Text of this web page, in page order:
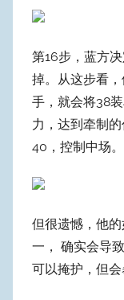
第16步，蓝方
掉。从这步看
手，就会将38
力，达到牵制
40，控制中场。
但很遗憾，他
一， 确实会导
可以掩护，但会